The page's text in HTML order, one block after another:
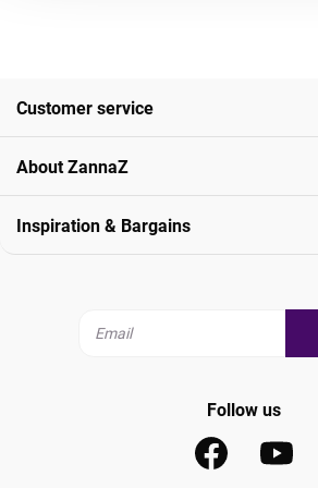
Customer service
About ZannaZ
Inspiration & Bargains
Follow us